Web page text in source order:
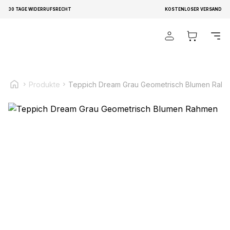
30 TAGE WIDERRUFSRECHT KOSTENLOSER VERSAND
Produkte Teppich Dream Grau Geometrisch Blumen
Wir verwenden Cookies, um Inhalte und Anzeigen zu
unserer Website an unsere Partner für soziale Medien,
Informationen mit weiteren Daten zusammenführen, die Sie
ihnen bereitgestellt haben oder die sie im Rahmen Ihrer